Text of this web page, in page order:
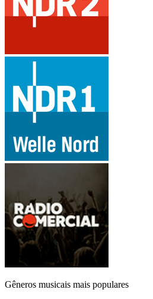
Gêneros musicais mais populares